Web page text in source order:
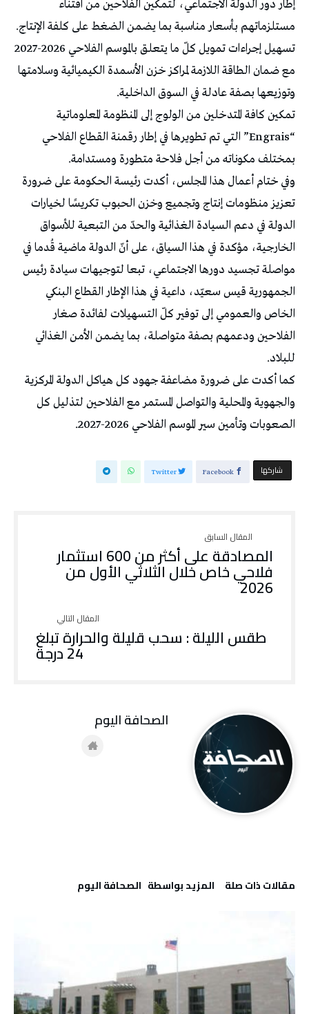
إطار دور الدولة الاجتماعي، لتمكين الفلاحين من اقتناء
مستلزماتهم بأسعار مناسبة بما يضمن الضغط على كلفة الإنتاج.
تسهيل إجراءات تمويل كلّ ما يتعلق بالموسم الفلاحي 2026-2027
مع ضمان الطاقة اللازمة لمراكز خزن الأسمدة الكيميائية وسلامتها
وتوزيعها بصفة عادلة في السوق الداخلية.
تمكين كافة المتدخلين من الولوج إلى المنظومة المعلوماتية
“Engrais” التي تم تطويرها في إطار رقمنة القطاع الفلاحي
بمختلف مكوناته من أجل فلاحة متطورة ومستدامة.
وفي ختام أعمال هذا المجلس، أكدت رئيسة الحكومة على ضرورة
تعزيز منظومات إنتاج وتجميع وخزن الحبوب تكريسًا لخيارات
الدولة في دعم السيادة الغذائية والحدّ من التبعية للأسواق
الخارجية، مؤكدة في هذا السياق، على أنّ الدولة ماضية قُدما في
مواصلة تجسيد دورها الاجتماعي، تبعا لتوجيهات سيادة رئيس
الجمهورية قيس سعيّد، داعية في هذا الإطار القطاع البنكي
الخاص والعمومي إلى توفير كلّ التسهيلات لفائدة صغار
الفلاحين ودعمهم بصفة متواصلة، بما يضمن الأمن الغذائي
للبلاد.
كما أكدت على ضرورة مضاعفة جهود كل هياكل الدولة المركزية
والجهوية والمحلية والتواصل المستمر مع الفلاحين لتذليل كل
الصعوبات وتأمين سير الموسم الفلاحي 2026-2027.
‫‫ شاركها‬ Facebook
Twitter
المصادقة على أكثر من 600 استثمار
فلاحي خاص خلال الثلاثي الأول من
2026
طقس الليلة : سحب قليلة والحرارة تبلغ
24 درجة
‫مقالات ذات صلة‬ ‫‫المزيد بواسطة‬ ‬ ‭ ‬الصحافة‭ ‬اليوم